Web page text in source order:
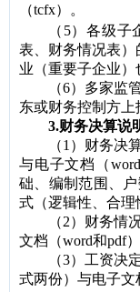
（tcfx）。
（5）各级
表、财务情况表）
业（重要子企业）
（6）多家监
东或财务控制方上
3.财务决算说
（1）财务决
与电子文档（
础、编制范围、
式（逻辑性、合理
（2）财务情
文档（word和pdf）
（3） 工资决
式两份）与电子文